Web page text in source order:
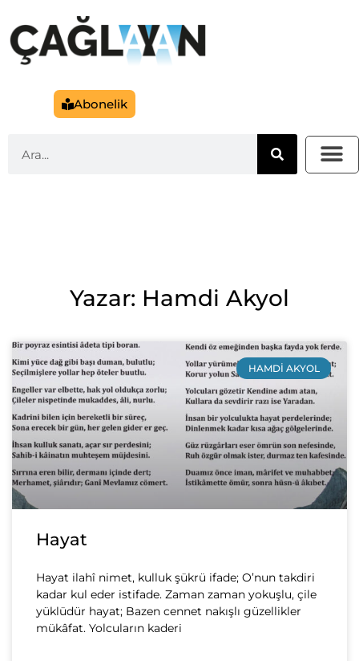
Abonelik
Yazar: Hamdi Akyol
HAMDI AKYOL
Hayat
Hayat ilahî nimet, kulluk şükrü ifade; O’nun takdiri
kadar kul eder istifade. Zaman zaman yokuşlu, çile
yüklüdür hayat; Bazen cennet nakışlı güzellikler
mükâfat. Yolcuların kaderi